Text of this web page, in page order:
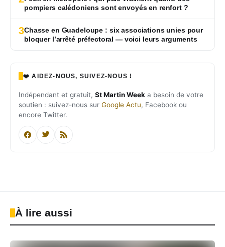
pompiers calédoniens sont envoyés en renfort ?
3Chasse en Guadeloupe : six associations unies pour
bloquer l’arrêté préfectoral — voici leurs arguments
❤️ AIDEZ-NOUS, SUIVEZ-NOUS !
Indépendant et gratuit, St Martin Week a besoin de votre
soutien : suivez-nous sur Google Actu, Facebook ou
encore Twitter.
À lire aussi